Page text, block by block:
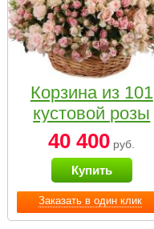
Заказать в один клик
Корзина из 101
кустовой розы
нежных тонов
40 400 руб.
Купить